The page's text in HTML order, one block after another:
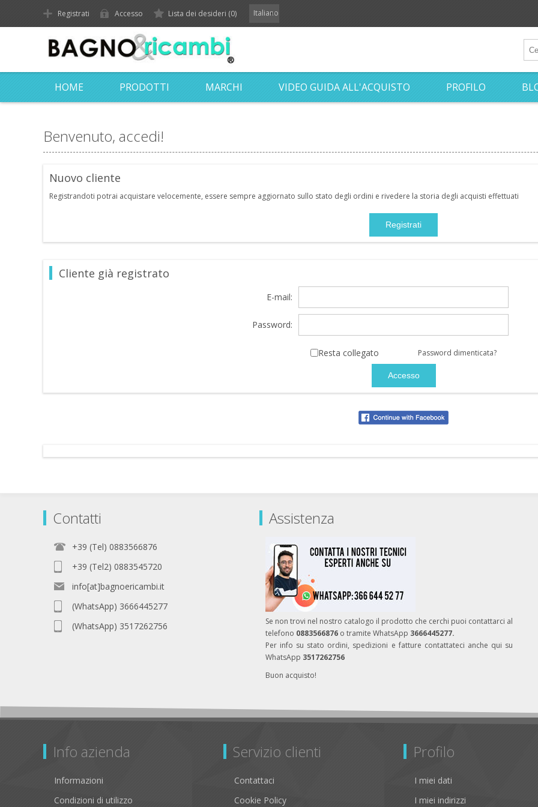
Registrati Accesso Lista dei desideri (0) Italiano
HOME PRODOTTI MARCHI VIDEO GUIDA ALL'ACQUISTO PROFILO
Benvenuto, accedi!
Nuovo cliente
Registrandoti potrai acquistare velocemente, essere sempre aggiornato sullo stato degli ordini e rivedere la storia degli acquisti effettuati
Cliente già registrato
E-mail:
Password:
Resta collegato Password dimenticata?
Contatti
+39 (Tel) 0883566876
+39 (Tel2) 0883545720
info[at]bagnoericambi.it
(WhatsApp) 3666445277
(WhatsApp) 3517262756
Assistenza
Se non trovi nel nostro catalogo il prodotto che cerchi puoi contattarci al
telefono 0883566876 o tramite WhatsApp 3666445277.
Per info su stato ordini, spedizioni e fatture contattateci anche qui su
WhatsApp 3517262756
Buon acquisto!
Info azienda
Informazioni
Condizioni di utilizzo
Servizio clienti
Contattaci
Cookie Policy
Profilo
I miei dati
I miei indirizzi